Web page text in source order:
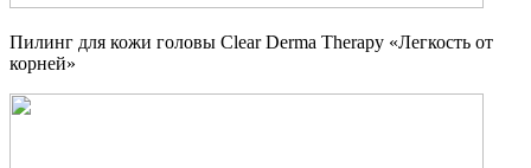
Пилинг для кожи головы Clear Derma Therapy «Легкость от
корней»